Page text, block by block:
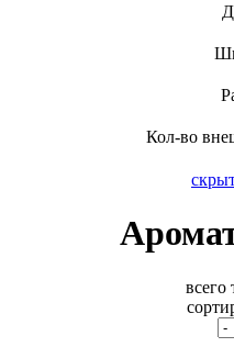
Кол-во
всего